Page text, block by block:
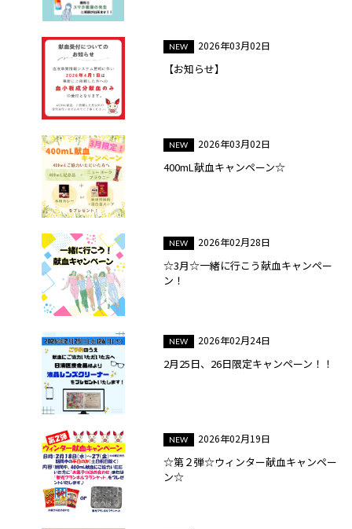
2026年03月02日
【お知らせ】
2026年03月02日
400mL献血キャンペーン☆
2026年02月28日
☆3月☆一緒に行こう献血キャンペー
ン！
2026年02月24日
2月25日、26日限定キャンペーン！！
2026年02月19日
☆第２弾☆ウィンター献血キャンペー
ン☆